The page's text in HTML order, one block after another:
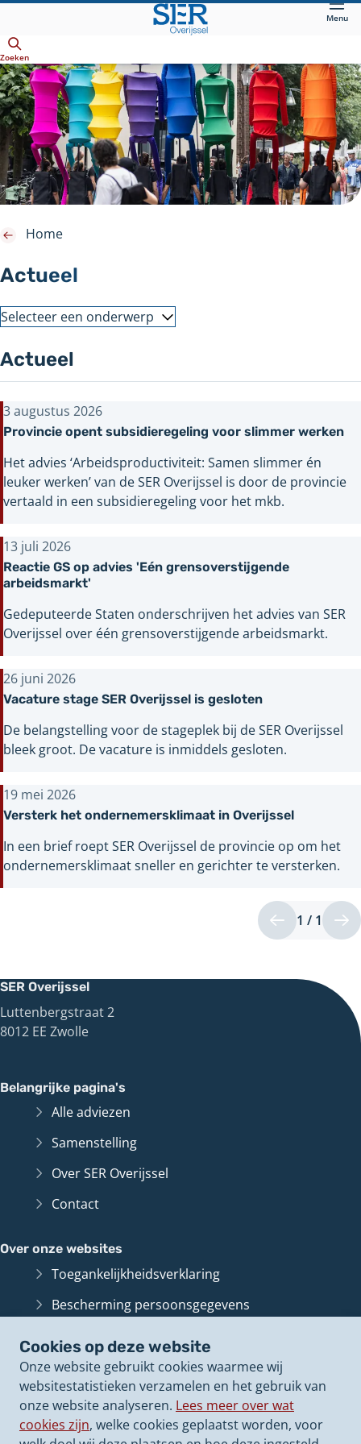
Cookies op deze website
Onze website gebruikt cookies waarmee wij
websitestatistieken verzamelen en het gebruik van
onze website analyseren. Lees meer over wat
cookies zijn, welke cookies geplaatst worden, voor
hoofdinhoud
Menu
Zoeken
Actueel
Home
Selecteer een onderwerp
Actueel
Provincie opent subsidieregeling voor slimmer werken
3 augustus 2026
Het advies ‘Arbeidsproductiviteit: Samen slimmer én
leuker werken’ van de SER Overijssel is door de provincie
vertaald in een subsidieregeling voor het mkb.
Reactie GS op advies 'Eén grensoverstijgende
arbeidsmarkt'
13 juli 2026
Gedeputeerde Staten onderschrijven het advies van SER
Overijssel over één grensoverstijgende arbeidsmarkt.
Vacature stage SER Overijssel is gesloten
26 juni 2026
De belangstelling voor de stageplek bij de SER Overijssel
bleek groot. De vacature is inmiddels gesloten.
Versterk het ondernemersklimaat in Overijssel
19 mei 2026
In een brief roept SER Overijssel de provincie op om het
ondernemersklimaat sneller en gerichter te versterken.
Vorige
1 / 1
1
SER Overijssel
Luttenbergstraat 2
8012 EE Zwolle
Belangrijke pagina's
Alle adviezen
Samenstelling
Over SER Overijssel
Contact
Over onze websites
Toegankelijkheidsverklaring
Bescherming persoonsgegevens
Cookies op onze websites
Archief van dezewebsite
(Verwijst
naar
een